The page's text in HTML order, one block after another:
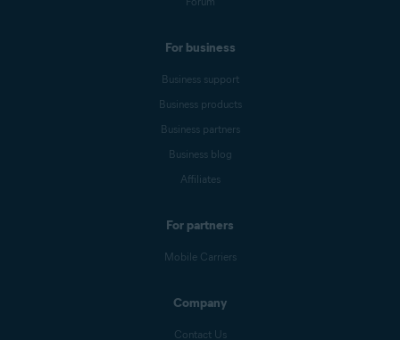
For business
Business support
Business products
Business partners
Business blog
Affiliates
For partners
Mobile Carriers
Company
Contact Us